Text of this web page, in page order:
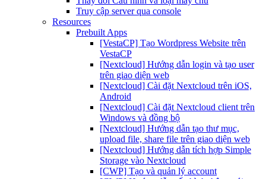
Truy cập server qua console
Resources
Prebuilt Apps
[VestaCP] Tạo Wordpress Website trên
VestaCP
[Nextcloud] Hướng dẫn login và tạo user
trên giao diện web
[Nextcloud] Cài đặt Nextcloud trên iOS,
Android
[Nextcloud] Cài đặt Nextcloud client trên
Windows và đồng bộ
[Nextcloud] Hướng dẫn tạo thư mục,
upload file, share file trên giao diện web
[Nextcloud] Hướng dẫn tích hợp Simple
Storage vào Nextcloud
[CWP] Tạo và quản lý account